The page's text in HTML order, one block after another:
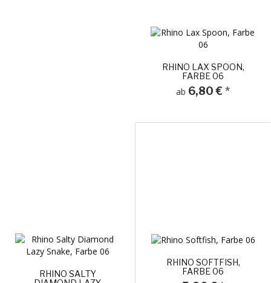
RHINO LAX SPOON,
FARBE 06
ab 6,80 €*
RHINO SALTY
RHINO SOFTFISH,
FARBE 06